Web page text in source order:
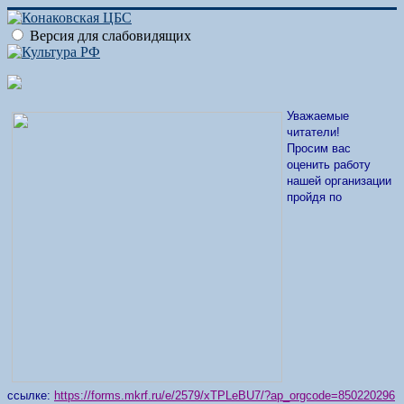
Версия для слабовидящих
Уважаемые
читатели!
Просим вас
оценить работу
нашей организации
пройдя по
ссылке: https://forms.mkrf.ru/e/2579/xTPLeBU7/?ap_orgcode=850220296